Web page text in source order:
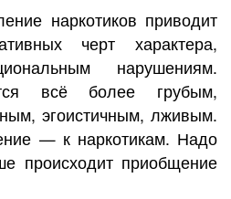
наркотиков приводит
черт характера,
нарушениям.
всё более грубым,
эгоистичным, лживым.
— к наркотикам. Надо
происходит приобщение